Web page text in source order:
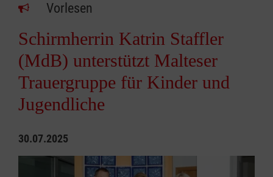
Vorlesen
Schirmherrin Katrin Staffler
(MdB) unterstützt Malteser
Trauergruppe für Kinder und
Jugendliche
30.07.2025